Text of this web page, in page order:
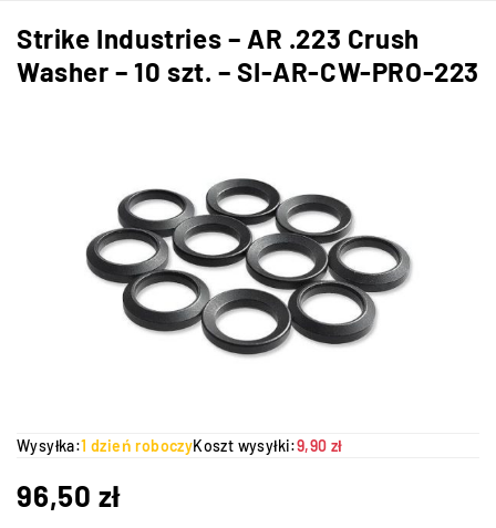
Strike Industries – AR .223 Crush
Washer – 10 szt. – SI-AR-CW-PRO-223
Wysyłka:1 dzień roboczyKoszt wysyłki:9,90 zł
96,50 zł